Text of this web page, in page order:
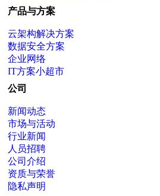
产品与方案
云架构解决方案
数据安全方案
企业网络
IT方案小超市
公司
新闻动态
市场与活动
行业新闻
人员招聘
公司介绍
资质与荣誉
隐私声明